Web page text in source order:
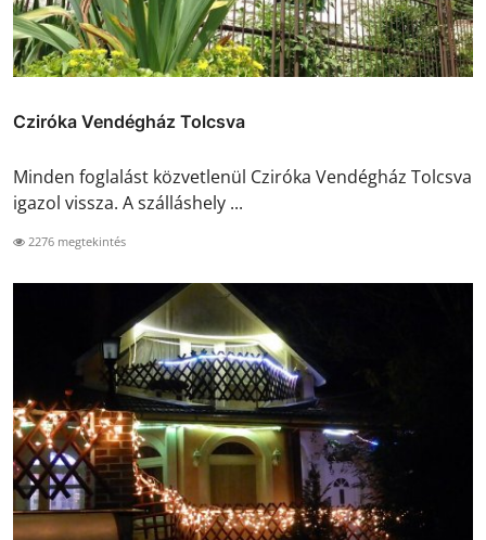
Cziróka Vendégház Tolcsva
Minden foglalást közvetlenül Cziróka Vendégház Tolcsva
igazol vissza. A szálláshely ...
2276 megtekintés